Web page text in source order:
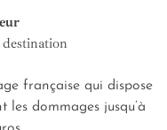
française qui dispose
les dommages jusqu’à